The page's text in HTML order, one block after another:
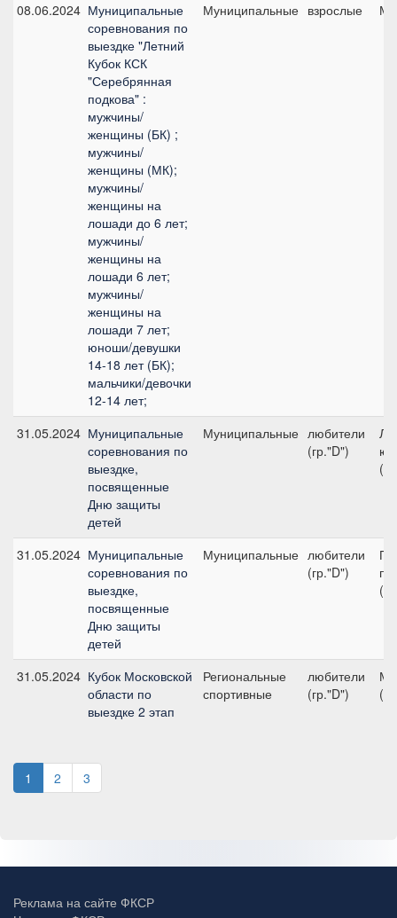
08.06.2024 Муниципальные
соревнования по
выездке "Летний
Кубок КСК
"Серебрянная
подкова" :
мужчины/
женщины (БК) ;
мужчины/
женщины (МК);
мужчины/
женщины на
лошади до 6 лет;
мужчины/
женщины на
лошади 6 лет;
мужчины/
женщины на
лошади 7 лет;
юноши/девушки
14-18 лет (БК);
мальчики/девочки
12-14 лет;
Муниципальные взрослые
31.05.2024 Муниципальные
соревнования по
выездке,
посвященные
Дню защиты
детей
Муниципальные любители
(гр."D")
31.05.2024 Муниципальные
соревнования по
выездке,
посвященные
Дню защиты
детей
Муниципальные любители
(гр."D")
31.05.2024 Кубок Московской
области по
выездке 2 этап
Региональные
спортивные
любители
(гр."D")
1 2 3
Реклама на сайте ФКСР